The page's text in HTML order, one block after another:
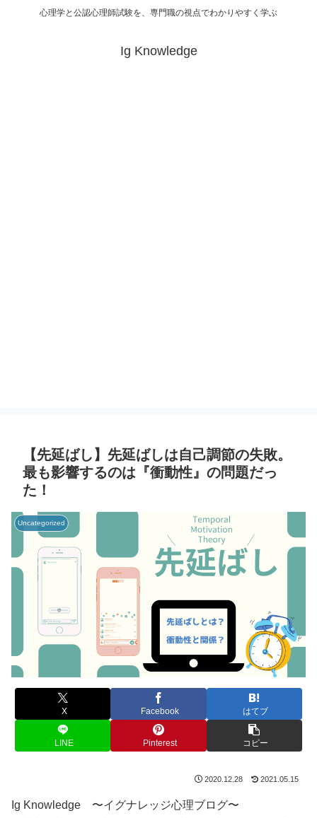
心理学と公認心理師試験を、専門職の視点でわかりやすく学ぶ
Ig Knowledge
【先延ばし】先延ばしは自己調節の失敗。
最も影響するのは『衝動性』の問題だっ
た！
Uncategorized
X Facebook はてブ
LINE Pinterest コピー
2020.12.28 2021.05.15
Ig Knowledge 〜イグナレッジ心理ブログ〜